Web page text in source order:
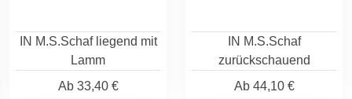
IN M.S.Schaf liegend mit
Lamm
Ab33,40 €
IN M.S.Schaf
zurückschauend
Ab44,10 €